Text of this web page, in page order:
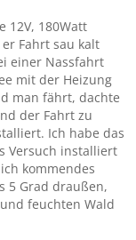
12V, 180Watt
Fahrt sau kalt
einer Nassfahrt
mit der Heizung
man fährt, dachte
der Fahrt zu
Ich habe das
Versuch installiert
kommendes
5 Grad draußen,
feuchten Wald